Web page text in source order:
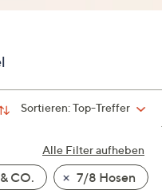
Sortieren:Top-Treffer
Alle Filter aufheben
CO.
7/8 Hosen